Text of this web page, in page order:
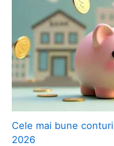
Cele mai bune
2026